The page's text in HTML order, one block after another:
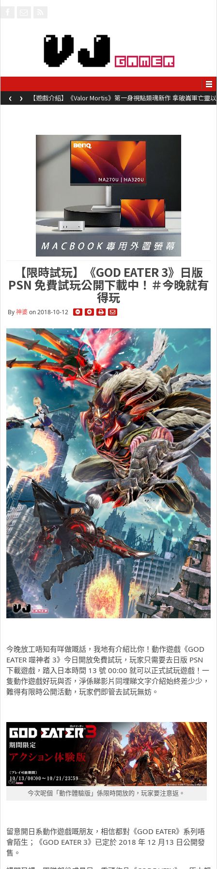
【遊戲介紹】《Valor Mortis》第一身視點類魂新作 拿破崙軍亡靈以
槍械劍與魔法殺敵
‹ ›
【限時試玩】《GOD EATER 3》日版
PSN 免費試玩公開下載中！＃今晚就有
得玩
By神婆on 2018-10-12
今晚放工唔知有咩做嘅話，我地有介紹比你！動作遊戲《GOD
EATER 噬神者 3》今日開放免費試玩，玩家只需要去日版 PSN
下載遊戲，踏入日本時間 13 號 00:00 就可以正式試玩遊戲！一
隻動作遊戲好玩與否，淨係睇影片同埋睇文字介紹始終差少少，
難得有限時公開活動，玩家們即管去試玩無妨。
今次呢個「動作體驗版」係限時開放的，玩家要注意返。
留意開日系動作遊戲嘅朋友，相信都對《GOD EATER》系列唔
會陌生；《GOD EATER 3》已定於 2018 年 12 月13 日公開發
售。